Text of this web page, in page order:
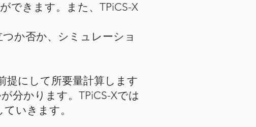
できます。また、TPiCS-X
か否か、シミュレーショ
提にして所要量計算します
分かります。TPiCS-Xでは
いきます。